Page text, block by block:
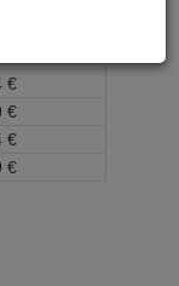
€
€
€
€